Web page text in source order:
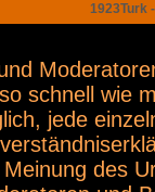
1923Turk
schnell wie
jede
des